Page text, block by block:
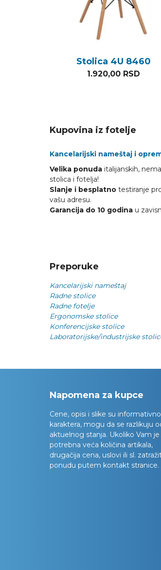
Stolica 4U 8460
1.920,00 RSD
Kupovina iz fotelje
Kancelarijski nameštaj i
Velika ponuda italijanskih,
stolica i fotelja!
Slanje i besplatno testiranje
vašu adresu.
Garancija do 10 godina u
Preporuke
Kancelarijski nameštaj
Radne stolice
Radne fotelje
Ergonomske stolice
Konferencijske stolice
Laboratorijske/industrijske
Napomena za kupce
Cene, opisi i slike su
karaktera, mogu da se razlikuju
aktuelnog stanja. Ukoliko Vam je
potrebna veća količina artikala,
drugačija cena, uslovi ili sl.
ponudu putem kontakt stranice.